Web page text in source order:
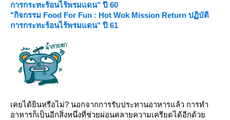
การกระทะร้อนไร้พรมแดน" ปี 60
"กิจกรรม Food For Fun : Hot Wok Mission Return ปฏิบัติ
การกระทะร้อนไร้พรมแดน" ปี 61
เคยได้ยินหรือไม่? นอกจากการรับประทานอาหารแล้ว การทำ
อาหารก็เป็นอีกสิ่งหนึ่งที่ช่วยผ่อนคลายความเครียดได้อีกด้ว